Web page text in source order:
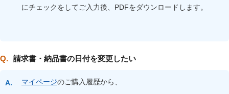
にチェックをしてご入力後、PDFをダウンロードします。
請求書・納品書の日付を変更したい
マイページのご購入履歴から、